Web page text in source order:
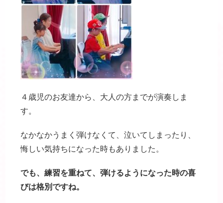
４歳児のお友達から、大人の方までが演奏しま
す。
なかなかうまく弾けなくて、泣いてしまったり、
悔しい気持ちになった時もありました。
でも、練習を重ねて、弾けるようになった時の喜
びは格別ですね。